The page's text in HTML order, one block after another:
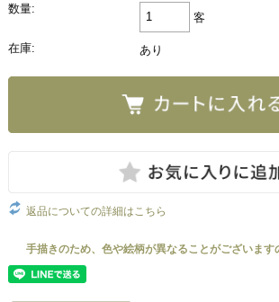
数量:
客
在庫: あり
返品についての詳細はこちら